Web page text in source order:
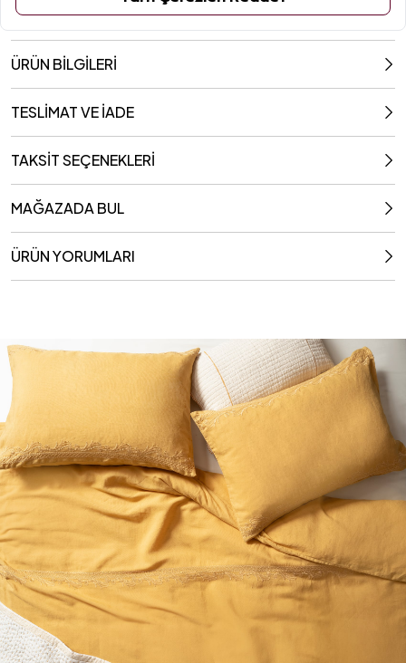
ÜRÜN BİLGİLERİ
TESLİMAT VE İADE
TAKSİT SEÇENEKLERİ
MAĞAZADA BUL
ÜRÜN YORUMLARI